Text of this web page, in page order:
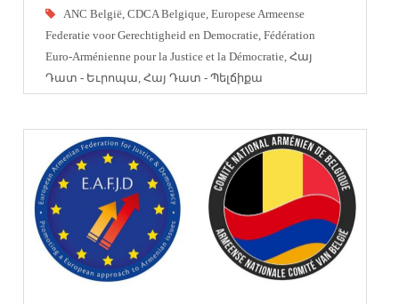
ANC België ,CDCA Belgique ,Europese Armeense
Federatie voor Gerechtigheid en Democratie ,Fédération
Euro-Arménienne pour la Justice et la Démocratie ,Հայ
Դատ - Եւրոպա ,Հայ Դատ - Պելճիքա